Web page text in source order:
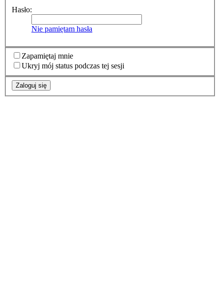
Hasło:
Nie pamiętam hasła
Zapamiętaj mnie
Ukryj mój status podczas tej sesji